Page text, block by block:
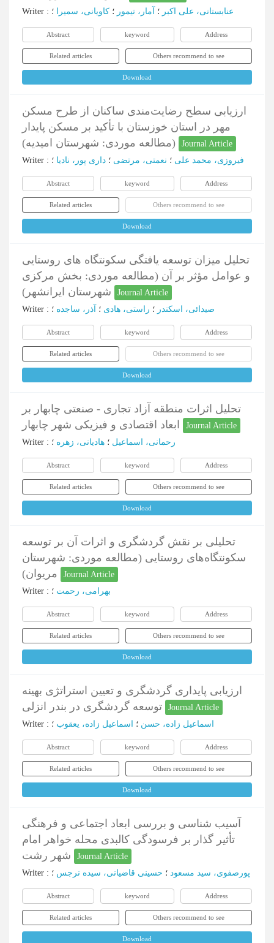
Writer : عنابستانی، علی اکبر ؛ آمار، تیمور ؛ کاویانی، سمیرا ؛
Abstract keyword Address
Related articles Others recommend to see
Download
ارزیابی سطح رضایت‌مندی ساکنان از طرح مسکن
مهر در استان خوزستان با تأکید بر مسکن پایدار
Journal Article
Writer : فیروزی، محمد علی ؛ نعمتی، مرتضی ؛ داری پور، نادیا ؛
Abstract keyword Address
Related articles Others recommend to see
Download
تحلیل میزان توسعه یافتگی سکونتگاه های روستایی
و عوامل مؤثر بر آن (مطالعه موردی: بخش مرکزی
Journal Article
Writer : صیدائی، اسکندر ؛ راستی، هادی ؛ آذر، ساجده ؛
Abstract keyword Address
Related articles Others recommend to see
Download
تحلیل اثرات منطقه آزاد تجاری - صنعتی چابهار بر
Journal Article
Writer : رحمانی، اسماعیل ؛ هادیانی، زهره ؛
Abstract keyword Address
Related articles Others recommend to see
Download
تحلیلی بر نقش گردشگری و اثرات آن بر توسعه
سکونتگاه‌های روستایی (مطالعه موردی: شهرستان
Journal Article
Writer : بهرامی، رحمت ؛
Abstract keyword Address
Related articles Others recommend to see
Download
ارزیابی پایداری گردشگری و تعیین استراتژی بهینه
Journal Article
Writer : اسماعیل زاده، حسن ؛ اسماعیل زاده، یعقوب ؛
Abstract keyword Address
Related articles Others recommend to see
Download
آسیب شناسی و بررسی ابعاد اجتماعی و فرهنگی
تأثیر گذار بر فرسودگی کالبدی محله خواهر امام
Journal Article
Writer : پورصفوی، سید مسعود ؛ حسینی قاضیانی، سیده نرجس ؛
Abstract keyword Address
Related articles Others recommend to see
Download